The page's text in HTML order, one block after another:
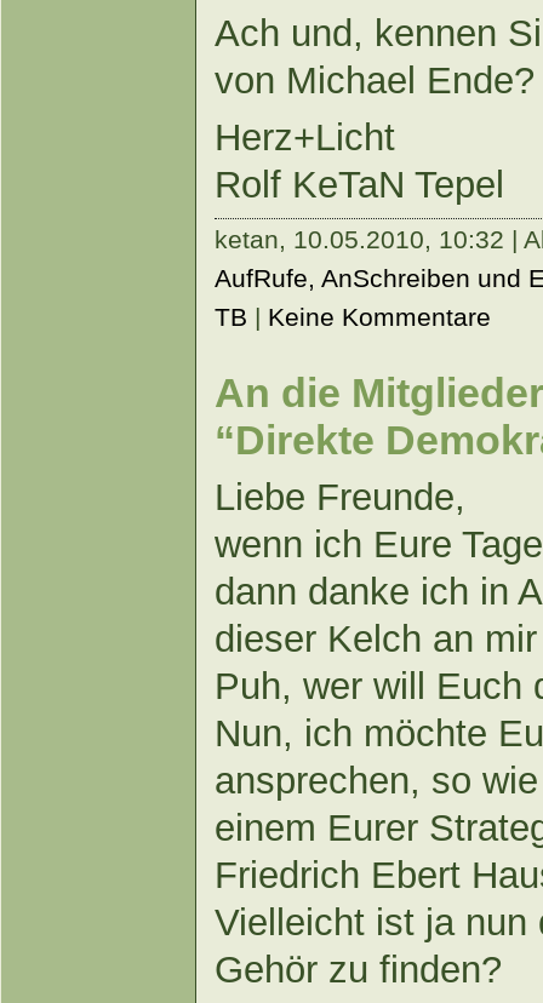
Ach und, kennen
von Michael Ende?
Herz+Licht
Rolf KeTaN Tepel
ketan, 10.05.2010, 10:32 |
AufRufe, AnSchreiben und
TB | Keine Kommentare
An die
“Direkte
Liebe Freunde,
wenn ich Eure
dann danke ich in
dieser Kelch an
Puh, wer will Euch
Nun, ich möchte
ansprechen, so
einem Eurer
Friedrich Ebert
Vielleicht ist ja nun
Gehör zu finden?